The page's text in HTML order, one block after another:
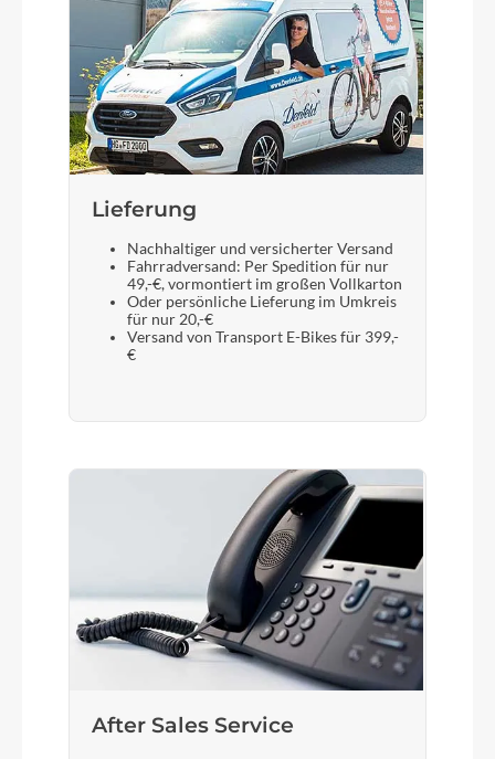
Umwerfer
Shimano FD-M310, Topswing, 31.8mm
Laufradgröße
Gepäckträger
CUBE Integrated Carrier 2.0, CUBE Adapter
Compatible, SnapIt Compatible
Bremshebel
Aluminium
Steuersatz
CUBE H863, 1 1/8", Semi-Integrated
CUBE Retro
Lieferung
Nachhaltiger und versicherter Versand
Fahrradversand: Per Spedition für nur
49,-€, vormontiert im großen Vollkarton
Oder persönliche Lieferung im Umkreis
für nur 20,-€
Versand von Transport E-Bikes für 399,-
€
After Sales Service